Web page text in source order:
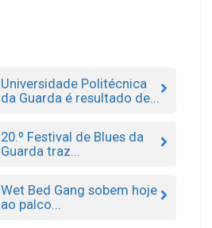
Universidade Politécnica
da Guarda é resultado de...
20.º Festival de Blues da
Guarda traz...
Wet Bed Gang sobem hoje
ao palco...